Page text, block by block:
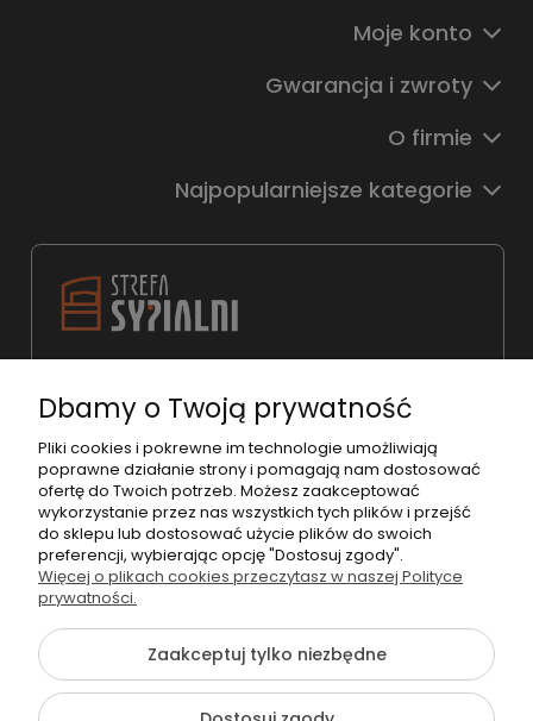
Moje konto
Gwarancja i zwroty
O firmie
Najpopularniejsze kategorie
shop@strefasypialni.pl
Pon. - Pt. 11:00 - 19:00
Sob.
10:00 - 15:00
Szablon Flex byEcommercy
Dbamy o Twoją prywatność
Pliki cookies i pokrewne im technologie umożliwiają
poprawne działanie strony i pomagają nam dostosować
ofertę do Twoich potrzeb. Możesz zaakceptować
wykorzystanie przez nas wszystkich tych plików i przejść
do sklepu lub dostosować użycie plików do swoich
preferencji, wybierając opcję "Dostosuj zgody".
Więcej o plikach cookies przeczytasz w naszej Polityce
prywatności.
Zaakceptuj tylko niezbędne